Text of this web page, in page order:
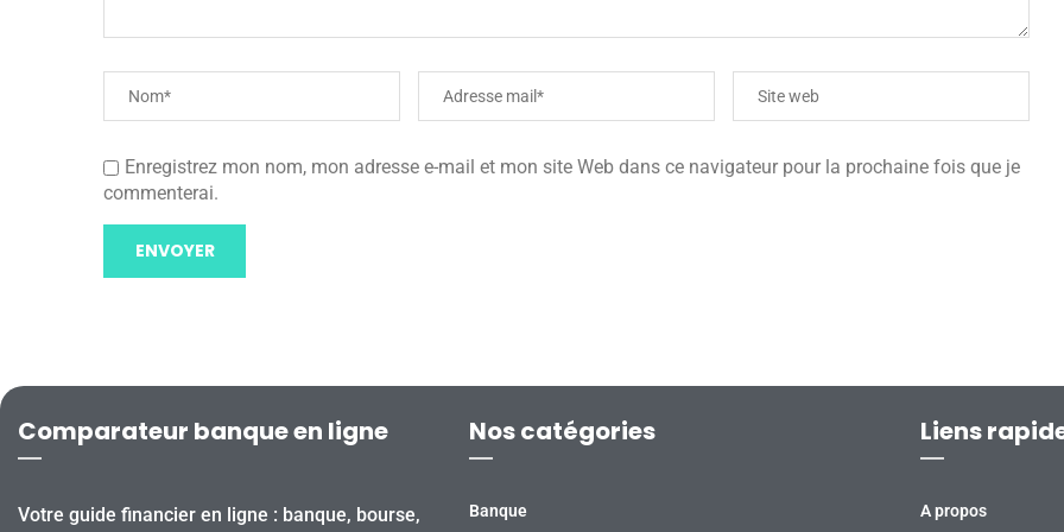
Enregistrez mon nom, mon adresse e-mail et mon site Web dans ce navigateur pour la prochaine fois que je
commenterai.
Comparateur banque en ligne
Votre guide financier en ligne : banque, bourse,
Nos catégories
Banque
Liens
A propos